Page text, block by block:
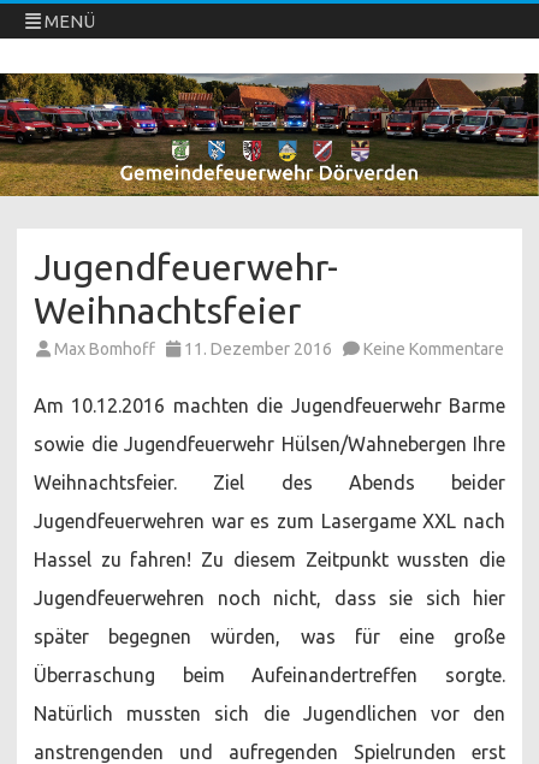
MENÜ
Freiwillige Feuerwehren Dörverden
Direkt
zum
Inhalt
springen
Jugendfeuerwehr-
Weihnachtsfeier
Max Bomhoff 11. Dezember 2016 Keine Kommentare
Am 10.12.2016 machten die Jugendfeuerwehr Barme
sowie die Jugendfeuerwehr Hülsen/Wahnebergen Ihre
Weihnachtsfeier. Ziel des Abends beider
Jugendfeuerwehren war es zum Lasergame XXL nach
Hassel zu fahren! Zu diesem Zeitpunkt wussten die
Jugendfeuerwehren noch nicht, dass sie sich hier
später begegnen würden, was für eine große
Überraschung beim Aufeinandertreffen sorgte.
Natürlich mussten sich die Jugendlichen vor den
anstrengenden und aufregenden Spielrunden erst